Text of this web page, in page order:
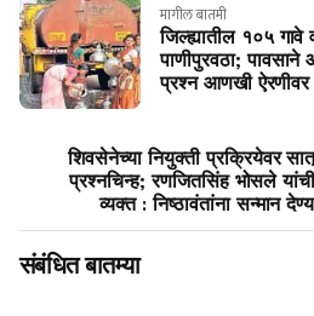
मागील बातमी
जिल्ह्यातील १०५
पाणीपुरवठा; पावसाने
प्रश्न आणखी ऐरणीवर
शिवसेनेच्या नियुक्ती प्रक्रियेवर
प्रश्नचिन्ह; रणजितसिंह भोसले
व्यक्त : निष्ठावंतांना सन्मान
संबंधित बातम्या